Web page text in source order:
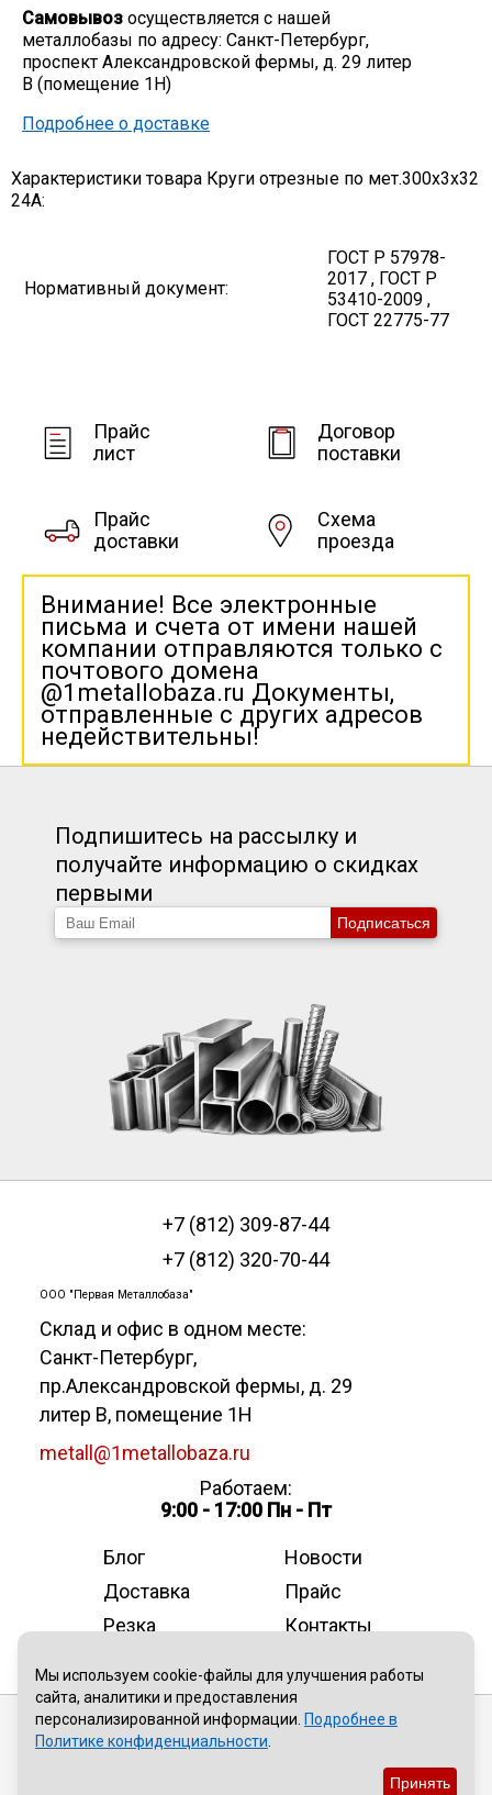
Алюминиевый прокат
Самовывоз осуществляется с нашей
металлобазы по адресу: Санкт-Петербург,
проспект Александровской фермы, д. 29 литер
В (помещение 1Н)
Подробнее о доставке
Характеристики товара Круги отрезные по мет.300х3х32
24A:
Нормативный документ:
ГОСТ Р 57978-
2017 , ГОСТ Р
53410-2009 ,
ГОСТ 22775-77
Прайс
лист
Договор
поставки
Прайс
доставки
Схема
проезда
Внимание! Все электронные
письма и счета от имени нашей
компании отправляются только с
почтового домена
@1metallobaza.ru Документы,
отправленные с других адресов
недействительны!
Подпишитесь на рассылку и
получайте информацию о скидках
первыми
Подписаться
+7 (812) 309-87-44
+7 (812) 320-70-44
ООО "Первая Металлобаза"
Склад и офис в одном месте:
Санкт-Петербург,
пр.Александровской фермы, д. 29
литер В, помещение 1Н
metall@1metallobaza.ru
Работаем:
9:00 - 17:00 Пн - Пт
Блог
Новости
Доставка
Прайс
Резка
Контакты
Публичная оферта
Мы используем cookie-файлы для улучшения работы
сайта, аналитики и предоставления
персонализированной информации. Подробнее в
Политике конфиденциальности
Принять